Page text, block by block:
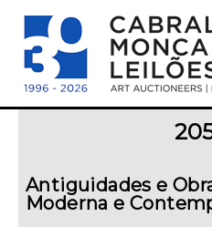
Antiguidades e
Moderna e